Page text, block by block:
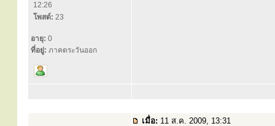
12:26
โพสต์: 23
อายุ: 0
ที่อยู่: ภาคตระวันออก
เมื่อ: 11 ส.ค. 2009, 13:31